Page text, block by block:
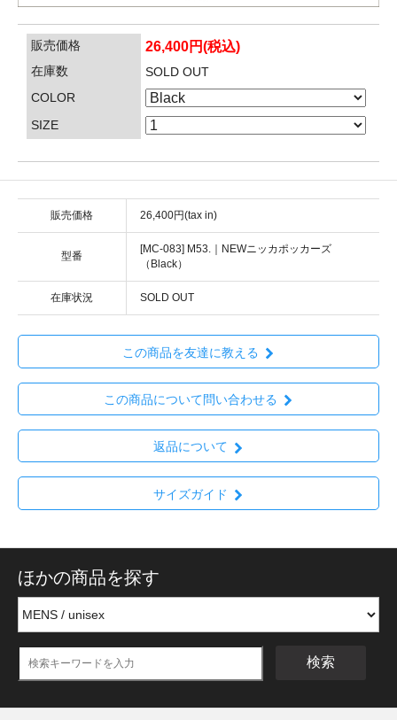
販売価格 26,400円(税込)
在庫数
SOLD OUT
COLOR
SIZE
販売価格 26,400円(tax in)
型番
[MC-083] M53.｜NEWニッカポッカーズ
（Black）
在庫状況 SOLD OUT
この商品を友達に教える
この商品について問い合わせる
返品について
サイズガイド
ほかの商品を探す
検索